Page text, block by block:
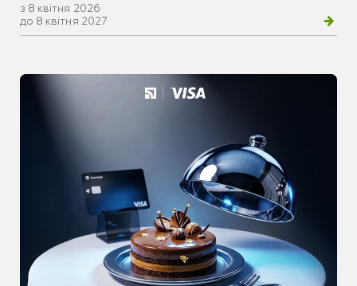
з 8 квітня 2026
до 8 квітня 2027